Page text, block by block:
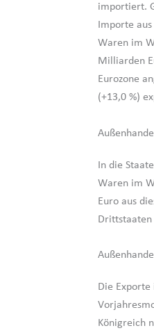
importiert.
Importe
Waren im
Milliarden
Eurozone
(+13,0 %)
In die
Waren im
Euro aus
Drittstaaten
Die
Königreich